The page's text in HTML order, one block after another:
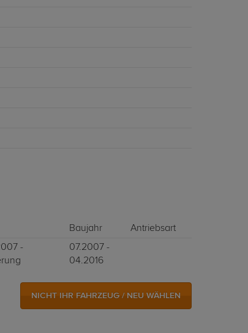
Baujahr
Antriebsart
-
07.2007 -
04.2016
NICHT IHR FAHRZEUG / NEU WÄHLEN